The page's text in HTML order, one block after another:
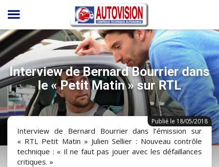
Panneau de gestion des cookies
Interview de Bernard Bourrier dans
le « Petit Matin » sur RTL
Publié le 18/05/2018
Interview de Bernard Bourrier dans l’émission sur
« RTL Petit Matin » Julien Sellier : Nouveau contrôle
technique : « Il ne faut pas jouer avec les défaillances
critiques. »